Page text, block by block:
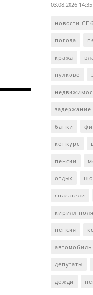
03.08.2026 14:35
новости СПб
погода
кража
пулково
задержание
банки
конкурс
пенсии
отдых
спасатели
кирилл
пенсия
автомобиль
депутаты
дожди